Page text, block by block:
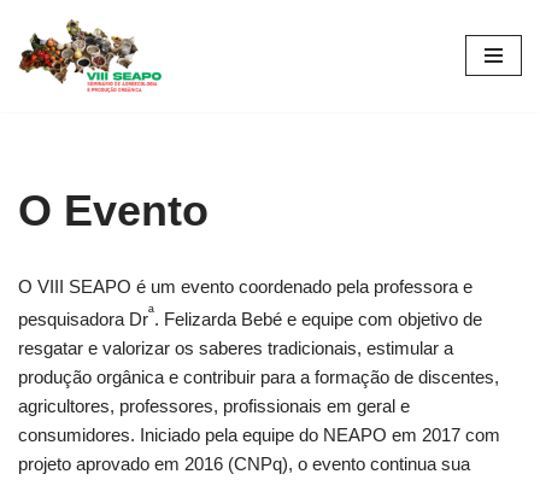
Pular
O Evento
O VIII SEAPO é um evento coordenado pela professora e
pesquisadora Drª. Felizarda Bebé e equipe com objetivo de
resgatar e valorizar os saberes tradicionais, estimular a
produção orgânica e contribuir para a formação de discentes,
agricultores, professores, profissionais em geral e
consumidores. Iniciado pela equipe do NEAPO em 2017 com
projeto aprovado em 2016 (CNPq), o evento continua sua